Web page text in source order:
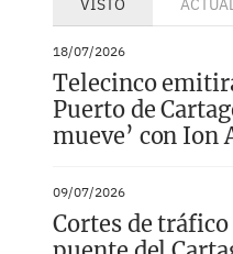
18/07/2026
Telecinco
Puerto de
mueve’ con Ion
09/07/2026
Cortes de